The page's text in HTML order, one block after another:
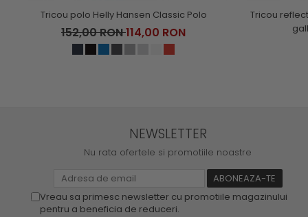
Tricou polo Helly Hansen Classic Polo
152,00 RON114,00 RON
Tricou
NEWSLETTER
Nu rata ofertele si promotiile noastre
Vreau sa primesc newsletter cu promotiile magazinului
pentru a beneficia de reduceri.